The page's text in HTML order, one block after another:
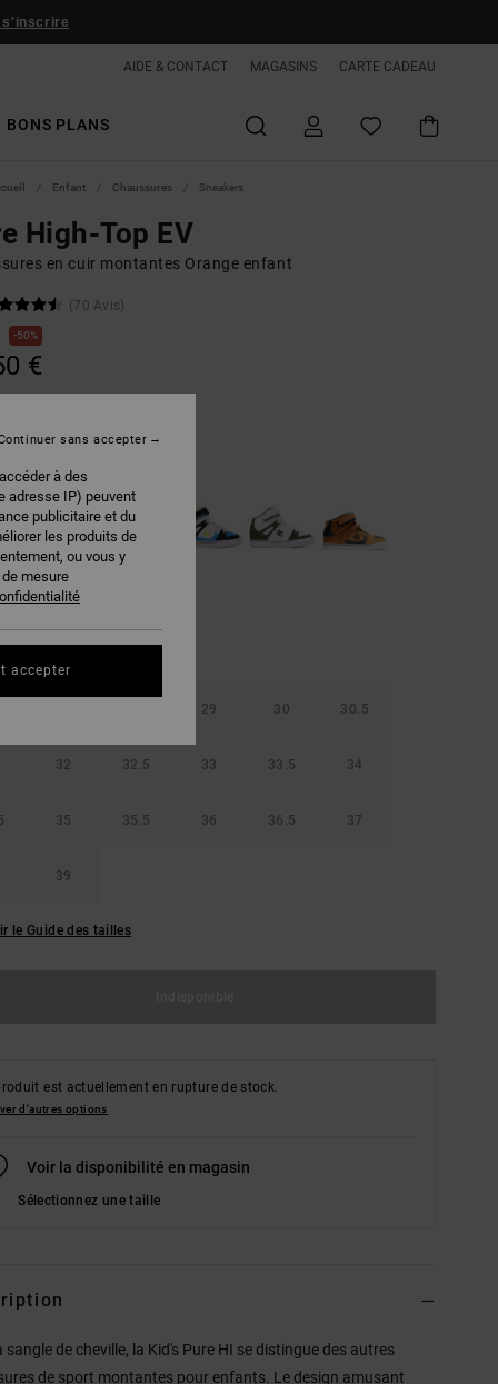
s'inscrire
AIDE & CONTACT MAGASINS CARTE CADEAU
BONS PLANS
Enfant Chaussures Sneakers
High-Top EV
en cuir montantes Orange enfant
(70 Avis)
50%
€
Black/glow
29 30 30.5
32 32.5 33 33.5 34
35 35.5 36 36.5 37
39
le Guide des tailles
est actuellement en rupture de stock.
d'autres options
Voir la disponibilité en magasin
Sélectionnez une taille
sangle de cheville, la Kid's Pure HI se distingue des autres
de sport montantes pour enfants. Le design amusant
à des
adresse IP) peuvent
publicitaire et du
les produits de
ou vous y
mesure
sans accepter
accepter